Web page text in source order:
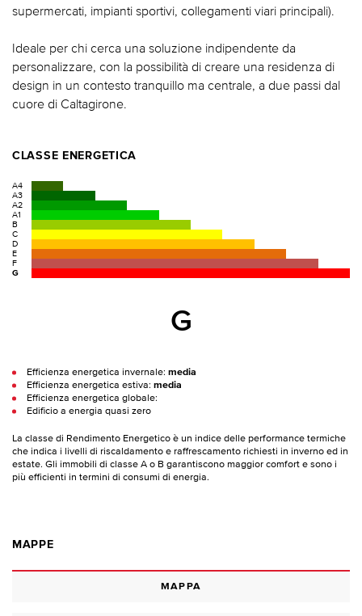
supermercati, impianti sportivi, collegamenti viari principali).
Ideale per chi cerca una soluzione indipendente da
personalizzare, con la possibilità di creare una residenza di
design in un contesto tranquillo ma centrale, a due passi dal
cuore di Caltagirone.
CLASSE ENERGETICA
A4
A3
A2
A1
B
C
D
E
F
G
G
Efficienza energetica invernale: media
Efficienza energetica estiva: media
Efficienza energetica globale:
Edificio a energia quasi zero
La classe di Rendimento Energetico è un indice delle performance termiche
che indica i livelli di riscaldamento e raffrescamento richiesti in inverno ed in
estate. Gli immobili di classe A o B garantiscono maggior comfort e sono i
più efficienti in termini di consumi di energia.
MAPPE
MAPPA